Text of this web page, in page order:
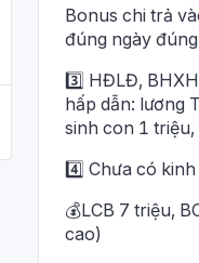
Bonus chi trả
đúng ngày
3️⃣ HĐLĐ,
hấp dẫn: lương
sinh con 1
4️⃣ Chưa có
💰LCB 7 triệu,
cao)